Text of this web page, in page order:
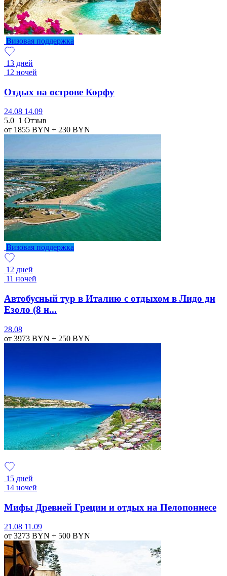
Визовая поддержка
13 дней
12 ночей
Отдых на острове Корфу
24.08 14.09
5.0 1 Отзыв
от 1855 BYN + 230 BYN
Визовая поддержка
12 дней
11 ночей
Автобусный тур в Италию с отдыхом в Лидо ди
Езоло (8 н...
28.08
от 3973 BYN + 250 BYN
15 дней
14 ночей
Мифы Древней Греции и отдых на Пелопоннесе
21.08 11.09
от 3273 BYN + 500 BYN